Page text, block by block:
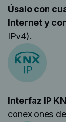
Úsalo con
Internet y
IPv4).
Interfaz IP
conexiones